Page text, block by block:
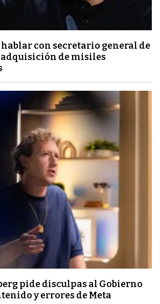
con secretario general de
adquisición de misiles
pide disculpas al Gobierno
y errores de Meta